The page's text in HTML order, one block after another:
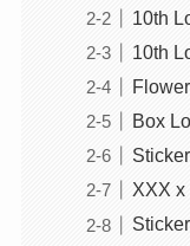
10th
10th
Box
XXX